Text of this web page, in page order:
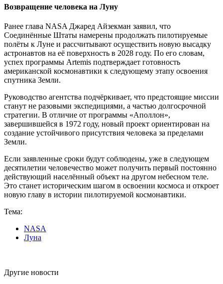
Возвращение человека на Луну
Ранее глава NASA Джаред Айзекман заявил, что
Соединённые Штаты намерены продолжать пилотируемые
полёты к Луне и рассчитывают осуществить новую высадку
астронавтов на её поверхность в 2028 году. По его словам,
успех программы Artemis подтверждает готовность
американской космонавтики к следующему этапу освоения
спутника Земли.
Руководство агентства подчёркивает, что предстоящие миссии
станут не разовыми экспедициями, а частью долгосрочной
стратегии. В отличие от программы «Аполлон»,
завершившейся в 1972 году, новый проект ориентирован на
создание устойчивого присутствия человека за пределами
Земли.
Если заявленные сроки будут соблюдены, уже в следующем
десятилетии человечество может получить первый постоянно
действующий населённый объект на другом небесном теле.
Это станет историческим шагом в освоении космоса и откроет
новую главу в истории пилотируемой космонавтики.
Тема:
NASA
Луна
Другие новости